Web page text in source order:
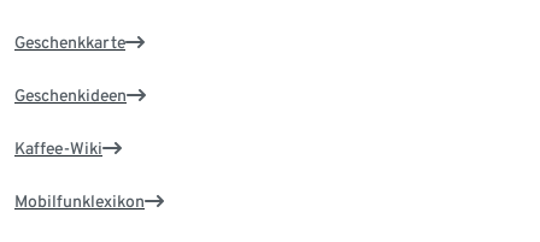
Geschenkkarte
Geschenkideen
Kaffee-Wiki
Mobilfunklexikon